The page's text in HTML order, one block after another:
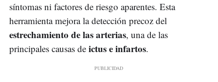
síntomas ni factores de riesgo aparentes. Esta
herramienta mejora la detección precoz del
estrechamiento de las arterias, una de las
principales causas de ictus e infartos.